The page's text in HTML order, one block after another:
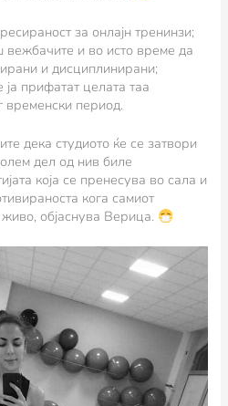
за онлајн тренинзи;
и во исто време да
и дисциплинирани;
прифатат целата таа
временски период.
дека студиото ќе се затвори
дел од нив биле
која се пренесува во сала и
кога самиот
објаснува Верица.